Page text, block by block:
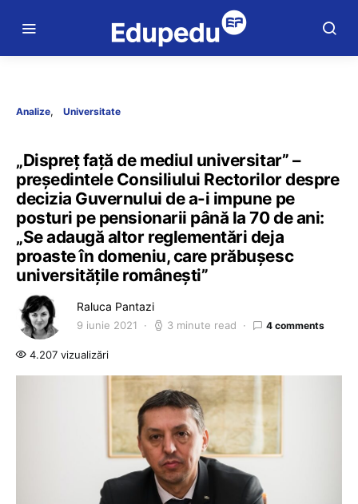
Analize Universitate
„Dispreț față de mediul universitar” –
președintele Consiliului Rectorilor despre
decizia Guvernului de a-i impune pe
posturi pe pensionarii până la 70 de ani:
„Se adaugă altor reglementări deja
proaste în domeniu, care prăbușesc
universitățile românești”
Raluca Pantazi
9 iunie 2021 3 minute read 4 comments
4.207 vizualizări